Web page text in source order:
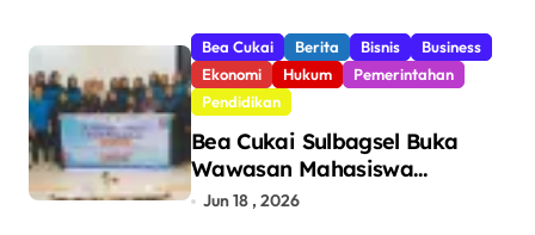
Bea Cukai Berita Bisnis
Business
Ekonomi
Hukum
Pemerintahan
Pendidikan
Bea Cukai Sulbagsel Buka
Wawasan Mahasiswa
Politeknik Bosowa tentang
Jun 18 , 2026